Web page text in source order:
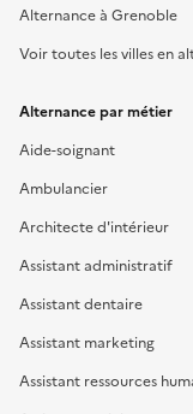
Alternance à Grenoble
Voir toutes les villes en
Alternance par métier
Aide-soignant
Ambulancier
Architecte d'intérieur
Assistant administratif
Assistant dentaire
Assistant marketing
Assistant ressources